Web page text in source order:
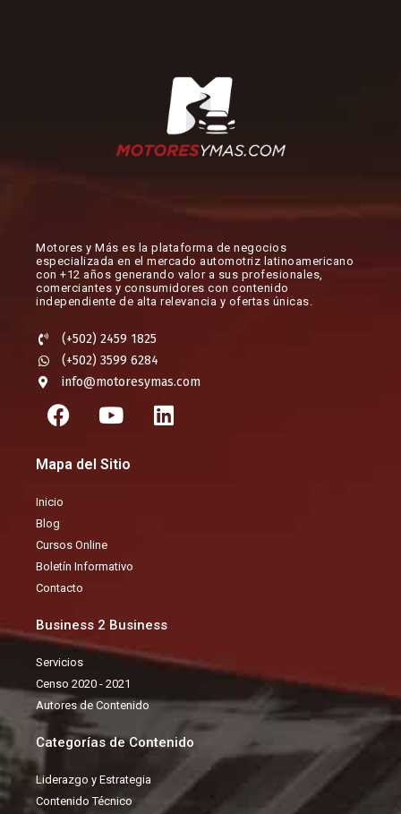
Motores y Más es la plataforma de negocios
especializada en el mercado automotriz latinoamericano
con +12 años generando valor a sus profesionales,
comerciantes y consumidores con contenido
independiente de alta relevancia y ofertas únicas.​
(+502) 2459 1825
(+502) 3599 6284
info@motoresymas.com
F
a
e
o
o
k
Y
o
t
L
i
Mapa del Sitio
Inicio
Blog
Cursos Online
Boletín Informativo
Contacto
Business 2 Business
Servicios
Censo 2020 - 2021
Autores de Contenido
Categorías de Contenido
Liderazgo y Estrategia
Contenido Técnico